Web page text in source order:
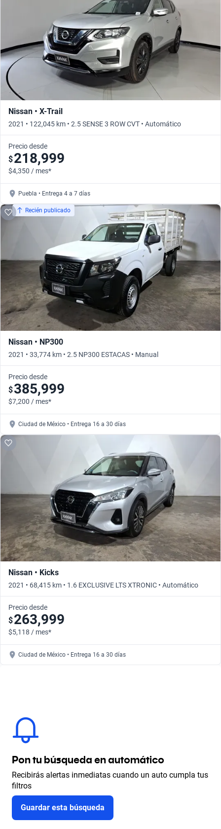
Nissan • X-Trail
2021 • 122,045 km • 2.5 SENSE 3 ROW CVT • Automático
Precio desde
$218,999
$4,350 / mes*
Puebla • Entrega 4 a 7 días
Recién publicado
Nissan • NP300
2021 • 33,774 km • 2.5 NP300 ESTACAS • Manual
Precio desde
$385,999
$7,200 / mes*
Ciudad de México • Entrega 16 a 30 días
Nissan • Kicks
2021 • 68,415 km • 1.6 EXCLUSIVE LTS XTRONIC • Automático
Precio desde
$263,999
$5,118 / mes*
Ciudad de México • Entrega 16 a 30 días
Pon tu búsqueda en automático
Recibirás alertas inmediatas cuando un auto cumpla tus
filtros
Guardar esta búsqueda